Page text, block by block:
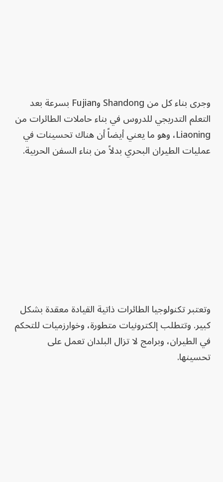
وجرى بناء كل من Shandong وFujian بسرعة بعد
التعلم التدريجي للدروس في بناء حاملات الطائرات من
Liaoning، وهو ما يعني أيضاً أن هناك تحسينات في
عمليات الطيران البحري بدلاً من بناء السفن الحربية.
وتعتبر تكنولوجيا الطائرات ذاتية القيادة معقدة بشكل
كبير. وتتطلب إلكترونيات متطورة، وخوارزميات للتحكم
في الطيران، وبرامج لا تزال البلدان تعمل على
تحسينها.